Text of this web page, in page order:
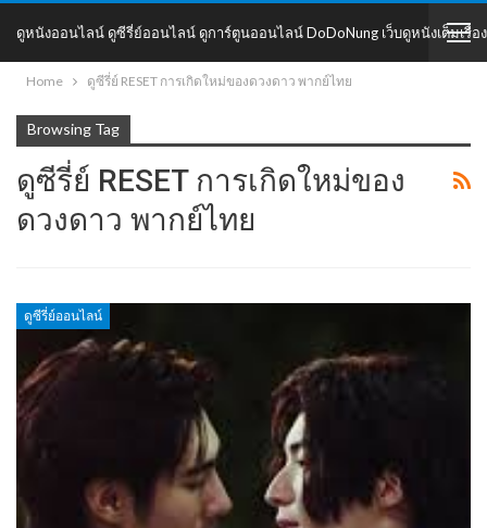
ดูหนังออนไลน์ ดูซีรี่ย์ออนไลน์ ดูการ์ตูนออนไลน์ DoDoNung เว็บดูหนังเต็มเรื่อง
DoDoNung
Home ดูซีรี่ย์ RESET การเกิดใหม่ของดวงดาว พากย์ไทย
Browsing Tag
ดูซีรี่ย์ RESET การเกิดใหม่ของ
ดวงดาว พากย์ไทย
ดูซีรี่ย์ออนไลน์